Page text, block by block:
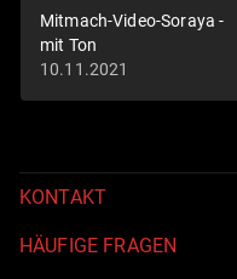
Mitmach-Video-Soraya -
mit Ton
10.11.2021
KONTAKT
HÄUFIGE FRAGEN